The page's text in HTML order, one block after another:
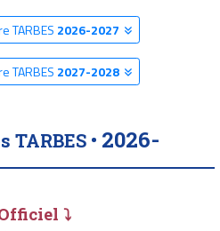
TARBES 2026-2027
TARBES 2027-2028
• 2026-
⤵